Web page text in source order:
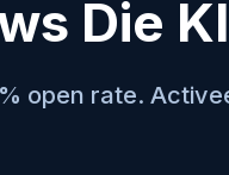
Die
open rate.